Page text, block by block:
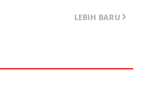
LEBIH BARU